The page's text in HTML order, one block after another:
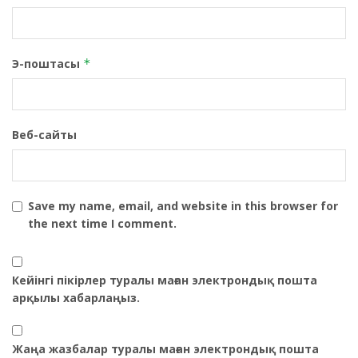
Э-поштасы *
Веб-сайты
Save my name, email, and website in this browser for
the next time I comment.
Кейінгі пікірлер туралы маған электрондық пошта
арқылы хабарлаңыз.
Жаңа жазбалар туралы маған электрондық пошта